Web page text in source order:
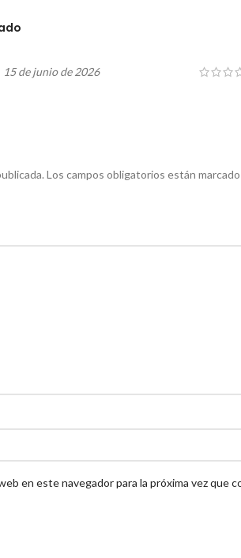
15 de junio de 2026
Los campos obligatorios están
en este navegador para la próxima vez que